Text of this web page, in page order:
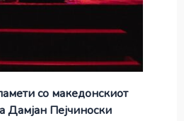
со македонскиот
Дамјан Пејчиноски